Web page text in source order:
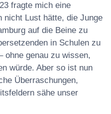
fragte mich eine
nicht Lust hätte, die Junge
auf die Beine zu
in Schulen zu
ohne genau zu wissen,
würde. Aber so ist nun
Überraschungen,
sähe unser